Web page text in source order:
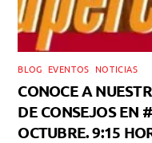
BLOG EVENTOS NOTICIAS
CONOCE A
DE CONSEJOS EN
OCTUBRE. 9:15